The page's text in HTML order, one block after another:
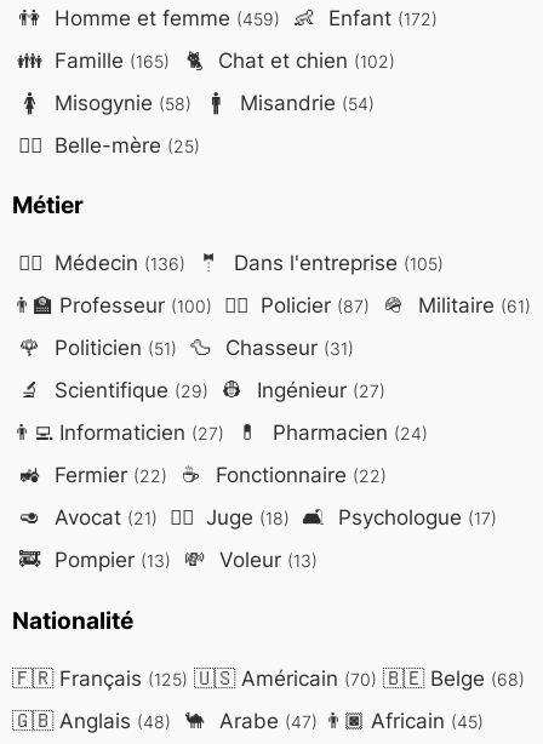
👫 Homme et femme (459) 👶 Enfant (172)
👪 Famille (165) 🐈 Chat et chien (102)
🚺 Misogynie (58) 🚹 Misandrie (54)
🤷‍♀️ Belle-mère (25)
Métier
👨‍⚕️ Médecin (136) 🤵 Dans l'entreprise (105)
👨‍🏫 Professeur (100) 👮‍♂️ Policier (87) 🪖 Militaire (61)
🌹 Politicien (51) 🦆 Chasseur (31)
🔬 Scientifique (29) 👷 Ingénieur (27)
👨‍💻Informaticien (27) 💊 Pharmacien (24)
🚜 Fermier (22) ☕ Fonctionnaire (22)
🥑 Avocat (21) 👨‍⚖️ Juge (18) 🛋️ Psychologue (17)
🚒 Pompier (13) 💸 Voleur (13)
Nationalité
🇫🇷Français (125) 🇺🇸Américain (70) 🇧🇪Belge (68)
🇬🇧Anglais (48) 🐪 Arabe (47) 👨🏿 Africain (45)